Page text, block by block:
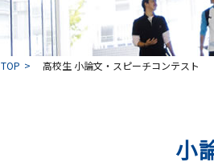
大学概要
学長挨拶・
学部・大学院
研究・教育
国際交流
就職支援
図書館
TOP 高校生 小論文・スピーチコンテスト
小